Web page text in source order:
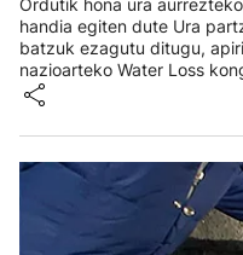
Ordutik hona ura
handia egiten dute Ura
batzuk ezagutu ditugu,
nazioarteko Water Loss